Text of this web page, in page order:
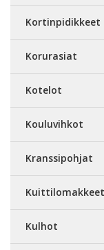
Kortinpidikkeet
Korurasiat
Kotelot
Kouluvihkot
Kranssipohjat
Kuittilomakkeet
Kulhot